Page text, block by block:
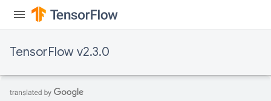
TensorFlow v2.3.0